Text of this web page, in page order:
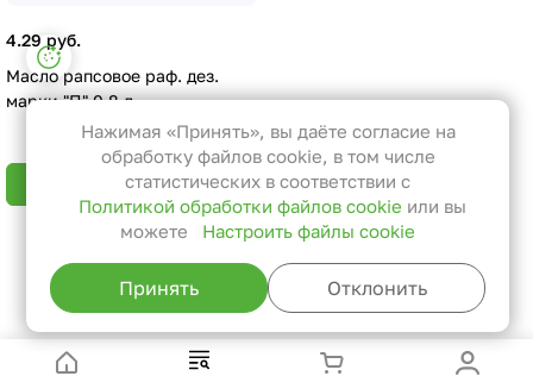
4.29 руб.
Масло рапсовое раф. дез.
марки "П" 0,8 л
В корзину
Назад к списку
Настройки файлов cookie
Функциональные
Эти файлы необходимы для
функционирования сайта и не
могут быть отключены в наших
системах. Вы можете настроить
браузер так, чтобы он блокировал
их или уведомлял вас об их
использовании, но в таком случае
сайта не будут работать.
Нажимая «Принять», вы даёте согласие на
обработку файлов cookie, в том числе
статистических в соответствии с
Политикой обработки файлов cookie или вы
можете
Настроить файлы cookie
Принять Отклонить